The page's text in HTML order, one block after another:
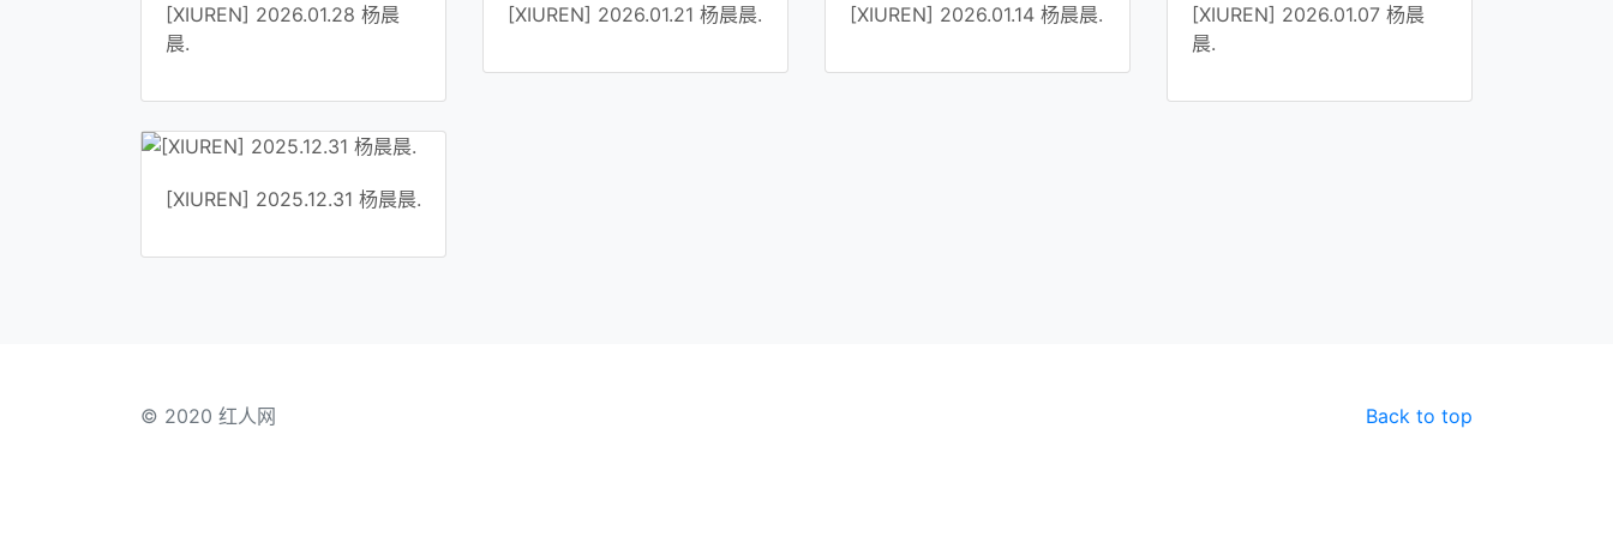
[XIUREN] 2026.01.28 杨晨
晨.
[XIUREN] 2026.01.21 杨晨晨. [XIUREN] 2026.01.14 杨晨晨.
[XIUREN] 2026.01.07 杨晨
晨.
[XIUREN] 2025.12.31 杨晨晨.
Back to top
© 2020 红人网